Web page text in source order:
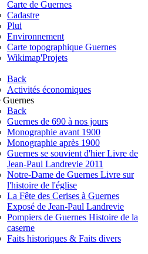
Carte de Guernes
Cadastre
Plui
Environnement
Carte topographique Guernes
Wikimap'Projets
Back
Activités économiques
Back
Guernes de 690 à nos jours
Monographie avant 1900
Monographie après 1900
Guernes se souvient d'hier Livre de
Jean-Paul Landrevie 2011
Notre-Dame de Guernes Livre sur
l'histoire de l'église
La Fête des Cerises à Guernes
Exposé de Jean-Paul Landrevie
Pompiers de Guernes Histoire de la
caserne
Faits historiques & Faits divers